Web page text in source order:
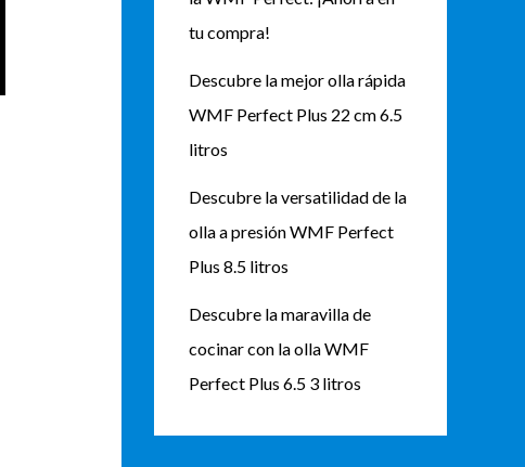
tu compra!
Descubre la mejor olla rápida
WMF Perfect Plus 22 cm 6.5
litros
Descubre la versatilidad de la
olla a presión WMF Perfect
Plus 8.5 litros
Descubre la maravilla de
cocinar con la olla WMF
Perfect Plus 6.5 3 litros